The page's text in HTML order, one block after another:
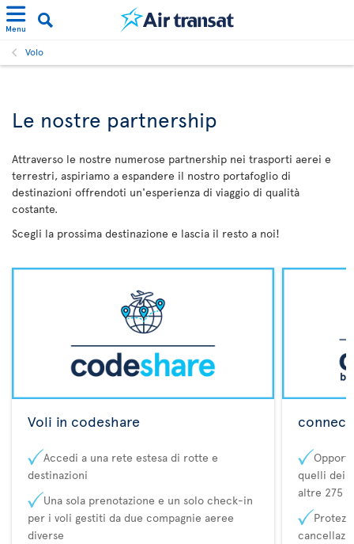
Menu
Volo
Le nostre partnership
Attraverso le nostre numerose partnership nei trasporti aerei e
terrestri, aspiriamo a espandere il nostro portafoglio di
destinazioni offrendoti un'esperienza di viaggio di qualità
costante.
Scegli la prossima destinazione e lascia il resto a noi!
Voli in codeshare
Accedi a una rete estesa di rotte e
destinazioni
Una sola prenotazione e un solo check-in
per i voli gestiti da due compagnie aeree
diverse
quelli dei
altre 275